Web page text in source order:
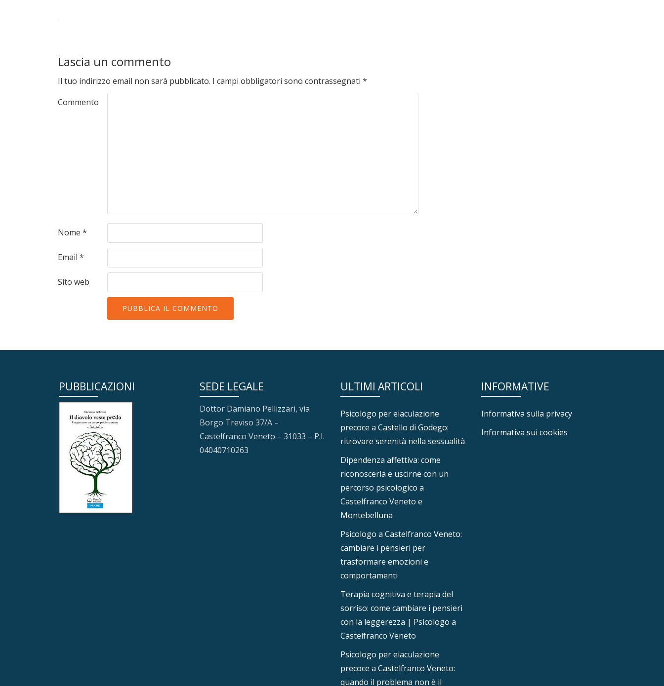
Lascia un commento
Il tuo indirizzo email non sarà pubblicato. I campi obbligatori sono contrassegnati *
Commento
Nome *
Email *
Sito web
PUBBLICAZIONI SEDE LEGALE
Dottor Damiano Pellizzari, via
Borgo Treviso 37/A –
Castelfranco Veneto – 31033 – P.I.
04040710263
ULTIMI ARTICOLI
Psicologo per eiaculazione
precoce a Castello di Godego:
ritrovare serenità nella sessualità
Dipendenza affettiva: come
riconoscerla e uscirne con un
percorso psicologico a
Castelfranco Veneto e
Montebelluna
Psicologo a Castelfranco Veneto:
cambiare i pensieri per
trasformare emozioni e
comportamenti
Terapia cognitiva e terapia del
sorriso: come cambiare i pensieri
con la leggerezza | Psicologo a
Castelfranco Veneto
Psicologo per eiaculazione
precoce a Castelfranco Veneto:
quando il problema non è il
INFORMATIVE
Informativa sulla privacy
Informativa sui cookies